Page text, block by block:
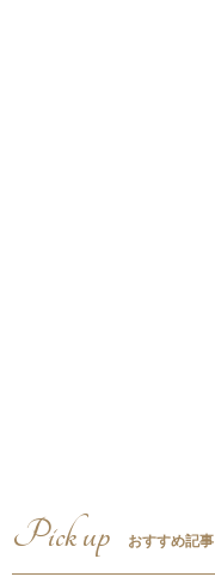
Pick up おすすめ記事